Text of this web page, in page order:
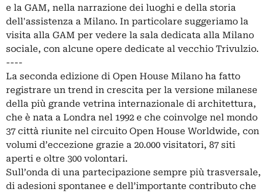
e la GAM, nella narrazione dei luoghi e della storia
dell'assistenza a Milano. In particolare suggeriamo la
visita alla GAM per vedere la sala dedicata alla Milano
sociale, con alcune opere dedicate al vecchio Trivulzio.
----
La seconda edizione di Open House Milano ha fatto
registrare un trend in crescita per la versione milanese
della più grande vetrina internazionale di architettura,
che è nata a Londra nel 1992 e che coinvolge nel mondo
37 città riunite nel circuito Open House Worldwide, con
volumi d’eccezione grazie a 20.000 visitatori, 87 siti
aperti e oltre 300 volontari.
Sull’onda di una partecipazione sempre più trasversale,
di adesioni spontanee e dell’importante contributo che